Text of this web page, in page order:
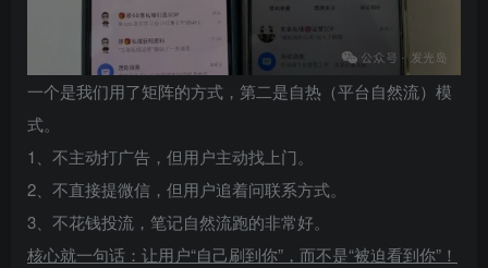
一个是我们用了矩阵的方式，第二是自热（平台自然流）模
式。
1、不主动打广告，但用户主动找上门。
2、不直接提微信，但用户追着问联系方式。
3、不花钱投流，笔记自然流跑的非常好。
核心就一句话：让用户“自己刷到你”，而不是“被迫看到你”！